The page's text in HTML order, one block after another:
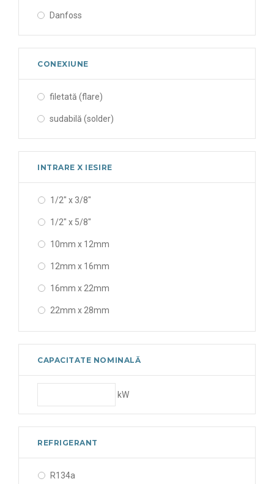
Danfoss
CONEXIUNE
filetată (flare)
sudabilă (solder)
INTRARE X IESIRE
1/2" x 3/8"
1/2" x 5/8"
10mm x 12mm
12mm x 16mm
16mm x 22mm
22mm x 28mm
5/8" x 7/8"
CAPACITATE NOMINALĂ
kW
REFRIGERANT
R134a